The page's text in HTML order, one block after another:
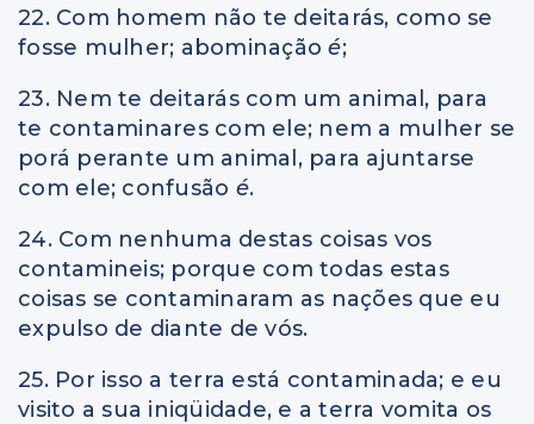
22. Com homem não te deitarás, como se
fosse mulher; abominaçãoé;
23. Nem te deitarás com um animal, para
te contaminares com ele; nem a mulher se
porá perante um animal, para ajuntarse
com ele; confusão é.
24. Com nenhuma destas coisas vos
contamineis; porque com todas estas
coisas se contaminaram as nações que eu
expulso de diante de vós.
25. Por isso a terra está contaminada; e eu
visito a sua iniqüidade, e a terra vomita os